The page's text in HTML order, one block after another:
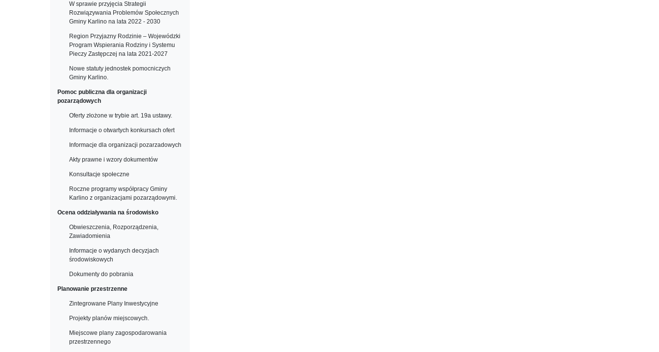
W sprawie przyjęcia Strategii
Rozwiązywania Problemów Społecznych
Gminy Karlino na lata 2022 - 2030
Region Przyjazny Rodzinie – Wojewódzki
Program Wspierania Rodziny i Systemu
Pieczy Zastępczej na lata 2021-2027
Nowe statuty jednostek pomocniczych
Gminy Karlino.
Pomoc publiczna dla organizacji
pozarządowych
Oferty złożone w trybie art. 19a ustawy.
Informacje o otwartych konkursach ofert
Informacje dla organizacji pozarzadowych
Akty prawne i wzory dokumentów
Konsultacje społeczne
Roczne programy współpracy Gminy
Karlino z organizacjami pozarządowymi.
Ocena oddziaływania na środowisko
Obwieszczenia, Rozporządzenia,
Zawiadomienia
Informacje o wydanych decyzjach
środowiskowych
Dokumenty do pobrania
Planowanie przestrzenne
Zintegrowane Plany Inwestycyjne
Projekty planów miejscowych.
Miejscowe plany zagospodarowania
przestrzennego